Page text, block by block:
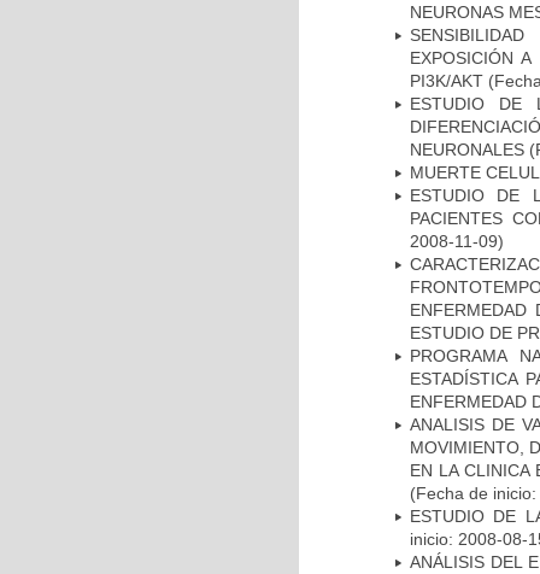
NEURONAS
EXPOSICIÓN
PI3K/AKT
ESTUDIO DE
NEURONALES
MUERTE
ESTUDIO DE
PACIENTES
2008-11-09)
ENFERMEDAD
ESTUDIO DE
PROGRAMA
ESTADÍSTICA
ENFERMEDAD
ANALISIS DE
MOVIMIENTO,
EN LA CLINICA
(Fecha de
ESTUDIO DE
inicio: 2008-08-
ANÁLISIS DEL